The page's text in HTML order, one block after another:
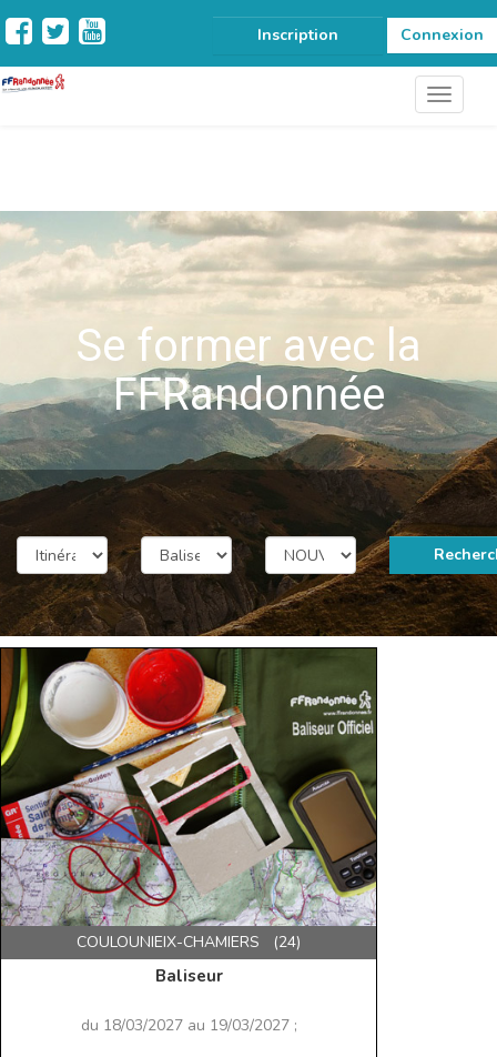
Inscription Connexion
Se former avec la
FFRandonnée
COULOUNIEIX-CHAMIERS (24)
Baliseur
du 18/03/2027 au 19/03/2027 ;